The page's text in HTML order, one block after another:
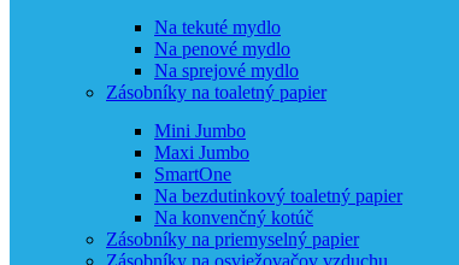
Na tekuté mydlo
Na penové mydlo
Na sprejové mydlo
Zásobníky na toaletný papier
Mini Jumbo
Maxi Jumbo
SmartOne
Na bezdutinkový toaletný papier
Na konvenčný kotúč
Zásobníky na priemyselný papier
Zásobníky na osviežovačov vzduchu